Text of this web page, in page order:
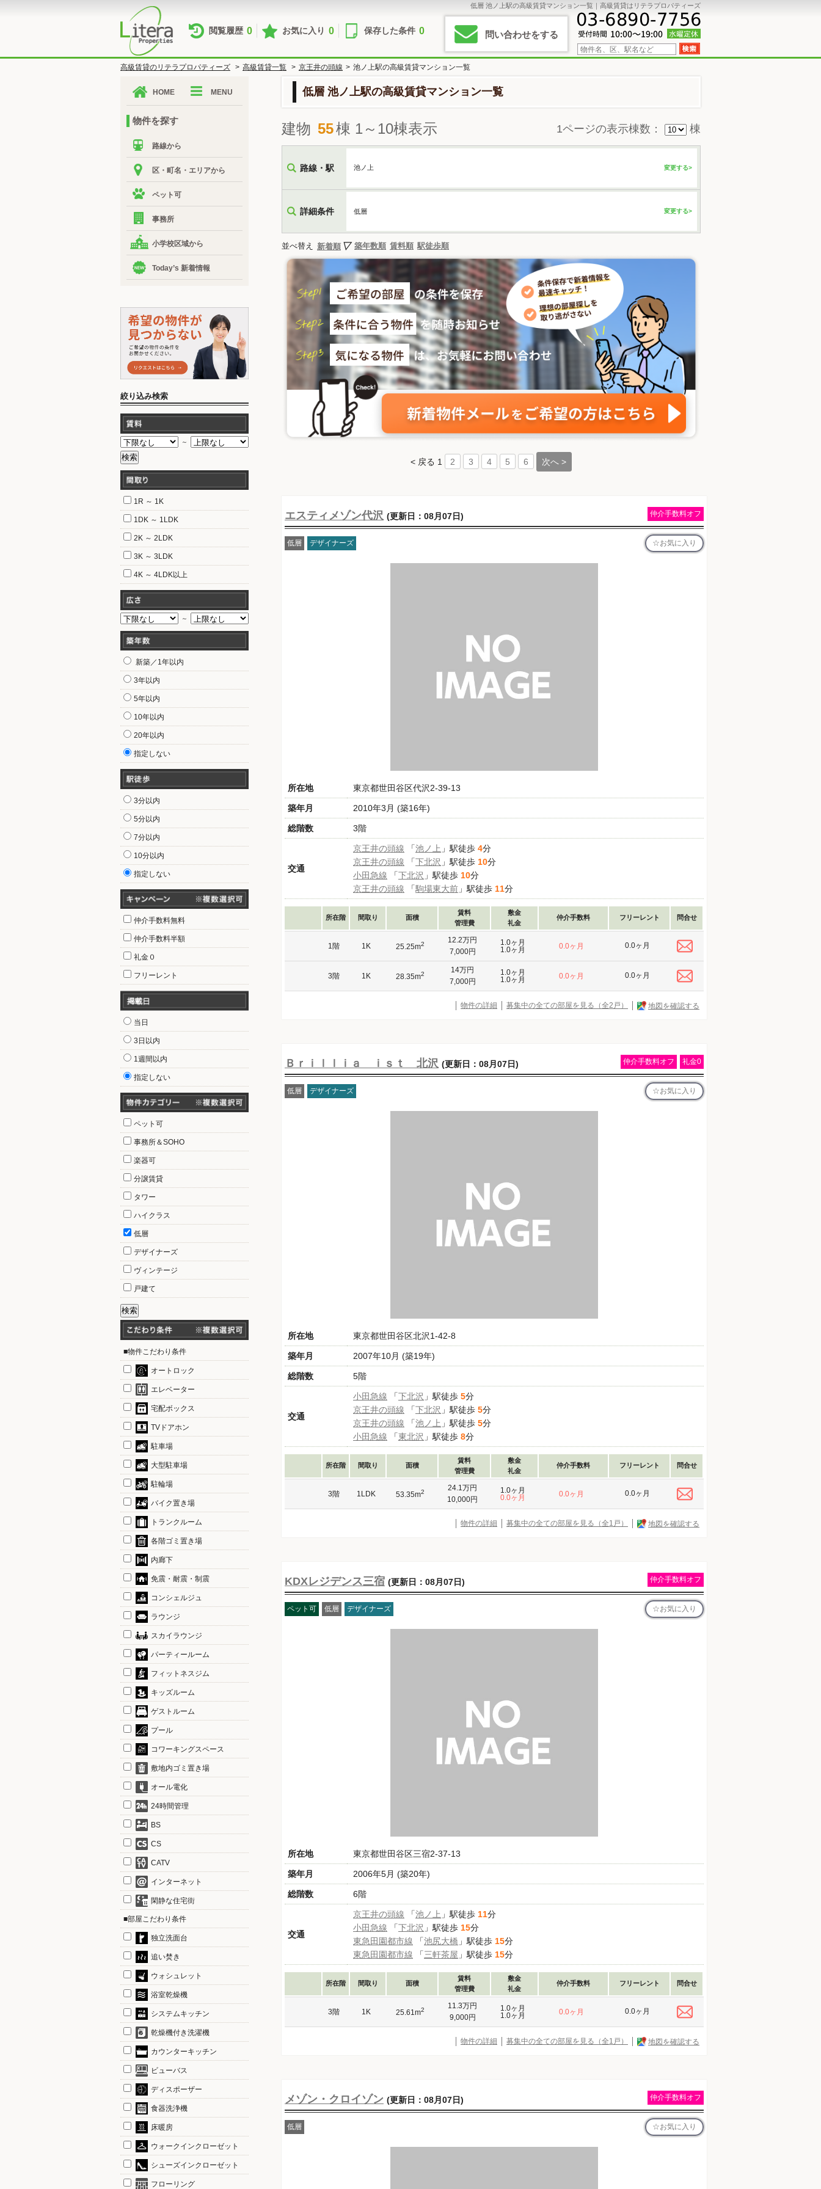
低層 池ノ上駅の高級賃貸マンション一覧｜高級賃貸はリテラプロパティーズ
閲覧履歴 0 お気に入り 0 保存した条件 0 問い合わせをする
高級賃貸のリテラプロパティーズ > 高級賃貸一覧 > 京王井の頭線 > 池ノ上駅の高級賃貸マンション一覧
低層 池ノ上駅の高級賃貸マンション一覧
建物 55棟 1～10棟表示 1ページの表示棟数： 棟
路線・駅 池ノ上 変更する>
詳細条件 低層 変更する>
並べ替え 新着順 築年数順 賃料順 駅徒歩順
< 戻る 1 2 3 4 5 6 次へ >
エスティメゾン代沢 (更新日：08月07日) 仲介手数料オフ
低層 デザイナーズ お気に入り
所在地 東京都世田谷区代沢2-39-13
築年月 2010年3月 (築16年)
総階数 3階
交通
京王井の頭線 「池ノ上 」駅徒歩 4分
京王井の頭線 「下北沢 」駅徒歩 10分
小田急線 「下北沢 」駅徒歩 10分
京王井の頭線 「駒場東大前 」駅徒歩 11分
所在階 間取り 面積
賃料
管理費
敷金
礼金
仲介手数料 フリーレント 問合せ
12.2万円
7,000円
1.0ヶ月
1.0ヶ月
0.0ヶ月 0.0ヶ月
1階 1K 25.25m2
14万円
7,000円
1.0ヶ月
1.0ヶ月
0.0ヶ月 0.0ヶ月
3階 1K 28.35m2
物件の詳細 募集中の全ての部屋を見る（全2戸） 地図を確認する
Ｂｒｉｌｌｉａ ｉｓｔ 北沢 (更新日：08月07日) 仲介手数料オフ 礼金0
低層 デザイナーズ お気に入り
所在地 東京都世田谷区北沢1-42-8
築年月 2007年10月 (築19年)
総階数 5階
交通
小田急線 「下北沢 」駅徒歩 5分
京王井の頭線 「下北沢 」駅徒歩 5分
京王井の頭線 「池ノ上 」駅徒歩 5分
小田急線 「東北沢 」駅徒歩 8分
所在階 間取り 面積
賃料
管理費
敷金
礼金
仲介手数料 フリーレント 問合せ
24.1万円
10,000円
1.0ヶ月
0.0ヶ月
0.0ヶ月 0.0ヶ月
3階 1LDK 53.35m2
物件の詳細 募集中の全ての部屋を見る（全1戸） 地図を確認する
KDXレジデンス三宿 (更新日：08月07日) 仲介手数料オフ
ペット可 低層 デザイナーズ お気に入り
所在地 東京都世田谷区三宿2-37-13
築年月 2006年5月 (築20年)
総階数 6階
交通
京王井の頭線 「池ノ上 」駅徒歩 11分
小田急線 「下北沢 」駅徒歩 15分
東急田園都市線 「池尻大橋 」駅徒歩 15分
東急田園都市線 「三軒茶屋 」駅徒歩 15分
所在階 間取り 面積
賃料
管理費
敷金
礼金
仲介手数料 フリーレント 問合せ
11.3万円
9,000円
1.0ヶ月
1.0ヶ月
0.0ヶ月 0.0ヶ月
3階 1K 25.61m2
物件の詳細 募集中の全ての部屋を見る（全1戸） 地図を確認する
メゾン・クロイゾン (更新日：08月07日) 仲介手数料オフ
低層 お気に入り
HOME MENU
物件を探す
路線から
区・町名・エリアから
ペット可
事務所
小学校区域から
Today’s 新着情報
絞り込み検索
～
1R ～ 1K
1DK ～ 1LDK
2K ～ 2LDK
3K ～ 3LDK
4K ～ 4LDK以上
～
新築／1年以内
3年以内
5年以内
10年以内
20年以内
指定しない
3分以内
5分以内
7分以内
10分以内
指定しない
仲介手数料無料
仲介手数料半額
礼金０
フリーレント
当日
3日以内
1週間以内
指定しない
ペット可
事務所＆SOHO
楽器可
分譲賃貸
タワー
ハイクラス
低層
デザイナーズ
ヴィンテージ
戸建て
■物件こだわり条件
オートロック
エレベーター
宅配ボックス
TVドアホン
駐車場
大型駐車場
駐輪場
バイク置き場
トランクルーム
各階ゴミ置き場
内廊下
免震・耐震・制震
コンシェルジュ
ラウンジ
スカイラウンジ
パーティールーム
フィットネスジム
キッズルーム
ゲストルーム
プール
コワーキングスペース
敷地内ゴミ置き場
オール電化
24時間管理
BS
CS
CATV
インターネット
閑静な住宅街
■部屋こだわり条件
独立洗面台
追い焚き
ウォシュレット
浴室乾燥機
システムキッチン
乾燥機付き洗濯機
カウンターキッチン
ビューバス
ディスポーザー
食器洗浄機
床暖房
ウォークインクローゼット
シューズインクローゼット
フローリング